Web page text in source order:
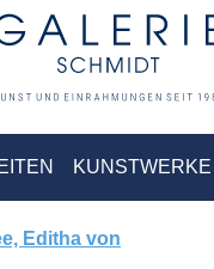
springen
KUNSTWERKE
Editha von